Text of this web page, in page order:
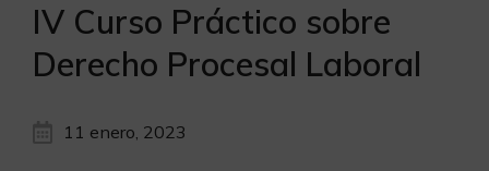
IV Curso Práctico sobre
Derecho Procesal Laboral
11 enero, 2023